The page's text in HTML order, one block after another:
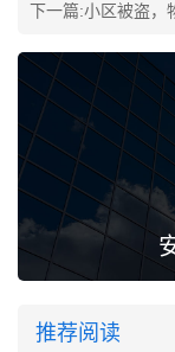
下一篇:小区被盗，
推荐阅读